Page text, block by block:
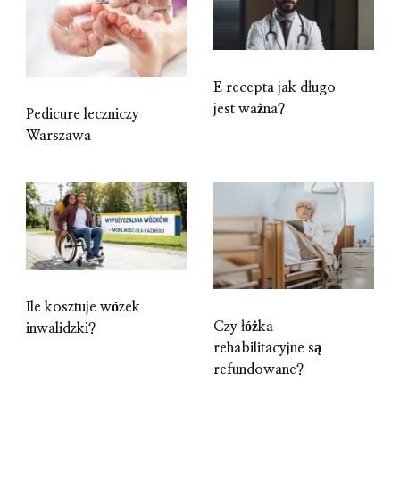
Pedicure leczniczy
Warszawa
E recepta jak długo
jest ważna?
Ile kosztuje wózek
inwalidzki?
Czy łóżka
rehabilitacyjne są
refundowane?